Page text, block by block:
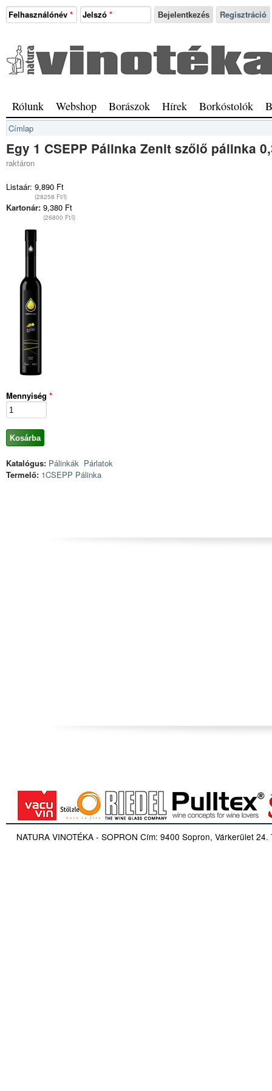
Ugrás a tartalomra
Felhasználónév * Jelszó * Regisztráció
Natura
Vinotéka
Főmenü
Rólunk Webshop Borászok Hírek Borkóstolók
Jelenlegi hely
Címlap
Egy 1 CSEPP Pálinka Zenit szőlő pálinka
raktáron
Listaár: 9,890 Ft
(28258 Ft/l)
Kartonár: 9,380 Ft
(26800 Ft/l)
Mennyiség *
Katalógus: Pálinkák Párlatok
Termelő: 1CSEPP Pálinka
NATURA VINOTÉKA - SOPRON Cím: 9400 Sopron, Várkerület